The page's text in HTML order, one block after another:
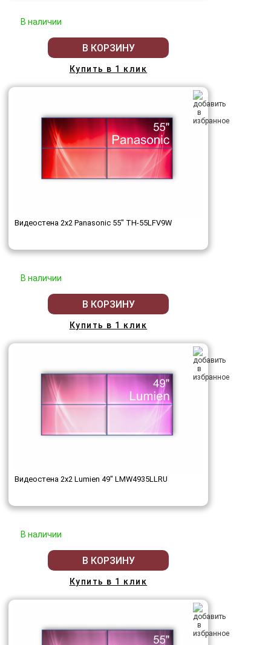
В наличии
В КОРЗИНУ
Купить в 1 клик
Видеостена 2x2 Panasonic 55" TH-55LFV9W
В наличии
В КОРЗИНУ
Купить в 1 клик
Видеостена 2x2 Lumien 49" LMW4935LLRU
В наличии
В КОРЗИНУ
Купить в 1 клик